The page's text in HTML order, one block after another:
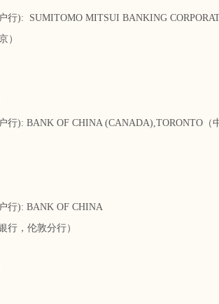
): SUMITOMO MITSUI BANKING
）
): BANK OF CHINA (CANADA),TORONTO（
行): BANK OF CHINA
，伦敦分行）